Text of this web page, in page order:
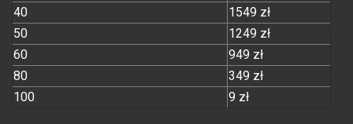
40
1549 zł
50
1249 zł
60
949 zł
80
349 zł
100
9 zł